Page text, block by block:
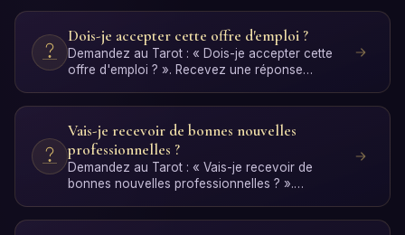
Dois-je accepter cette offre d'emploi ?
Demandez au Tarot : « Dois-je accepter cette
offre d'emploi ? ». Recevez une réponse
Vais-je recevoir de bonnes nouvelles
professionnelles ?
Demandez au Tarot : « Vais-je recevoir de
bonnes nouvelles professionnelles ? ».